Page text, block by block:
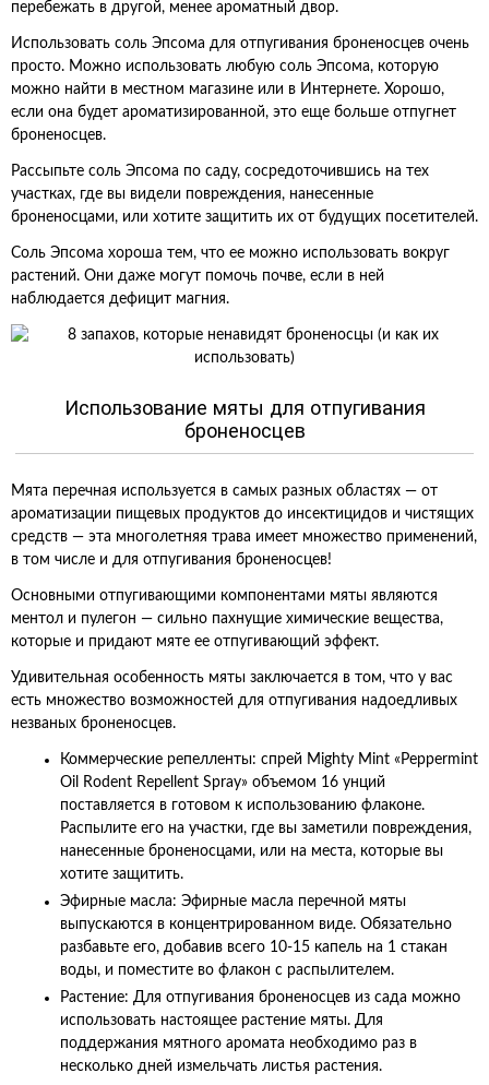
перебежать в другой, менее ароматный двор.
Использовать соль Эпсома для отпугивания броненосцев очень
просто. Можно использовать любую соль Эпсома, которую
можно найти в местном магазине или в Интернете. Хорошо,
если она будет ароматизированной, это еще больше отпугнет
броненосцев.
Рассыпьте соль Эпсома по саду, сосредоточившись на тех
участках, где вы видели повреждения, нанесенные
броненосцами, или хотите защитить их от будущих посетителей.
Соль Эпсома хороша тем, что ее можно использовать вокруг
растений. Они даже могут помочь почве, если в ней
наблюдается дефицит магния.
Использование мяты для отпугивания
броненосцев
Мята перечная используется в самых разных областях — от
ароматизации пищевых продуктов до инсектицидов и чистящих
средств — эта многолетняя трава имеет множество применений,
в том числе и для отпугивания броненосцев!
Основными отпугивающими компонентами мяты являются
ментол и пулегон — сильно пахнущие химические вещества,
которые и придают мяте ее отпугивающий эффект.
Удивительная особенность мяты заключается в том, что у вас
есть множество возможностей для отпугивания надоедливых
незваных броненосцев.
Коммерческие репелленты: спрей Mighty Mint «Peppermint
Oil Rodent Repellent Spray» объемом 16 унций
поставляется в готовом к использованию флаконе.
Распылите его на участки, где вы заметили повреждения,
нанесенные броненосцами, или на места, которые вы
хотите защитить.
Эфирные масла: Эфирные масла перечной мяты
выпускаются в концентрированном виде. Обязательно
разбавьте его, добавив всего 10-15 капель на 1 стакан
воды, и поместите во флакон с распылителем.
Растение: Для отпугивания броненосцев из сада можно
использовать настоящее растение мяты. Для
поддержания мятного аромата необходимо раз в
несколько дней измельчать листья растения.